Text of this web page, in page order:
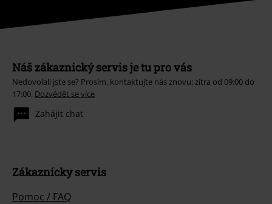
Náš zákaznický servis je tu pro vás
Nedovolali jste se? Prosím, kontaktujte nás znovu: zítra od 09:00 do
17:00. Dozvědět se více
Zahájit chat
Zákaznícky servis
Pomoc / FAQ